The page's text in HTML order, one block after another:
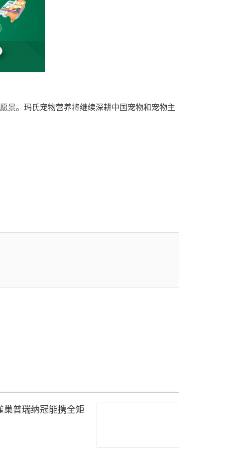
景。玛氏宠物营养将继续深耕中国宠物和宠物主
普瑞纳冠能携全矩